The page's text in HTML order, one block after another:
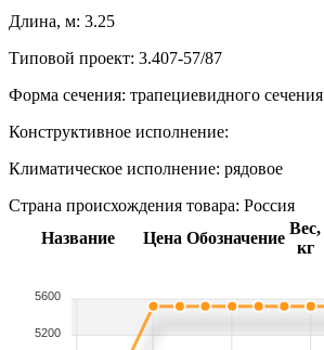
Длина, м: 3.25
Типовой проект: 3.407-57/87
Форма сечения: трапециевидного сечения
Конструктивное исполнение:
Климатическое исполнение: рядовое
Страна происхождения товара: Россия
Название
Цена Обозначение
Вес,
кг
5600
5200